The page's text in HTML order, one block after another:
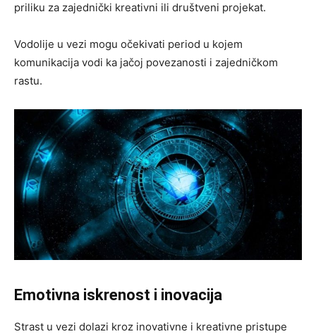
priliku za zajednički kreativni ili društveni projekat.
Vodolije u vezi mogu očekivati period u kojem
komunikacija vodi ka jačoj povezanosti i zajedničkom
rastu.
Emotivna iskrenost i inovacija
Strast u vezi dolazi kroz inovativne i kreativne pristupe